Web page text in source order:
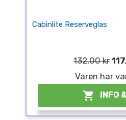
Cabinlite Reserveglas
132,00 kr
Varen har
 INFO